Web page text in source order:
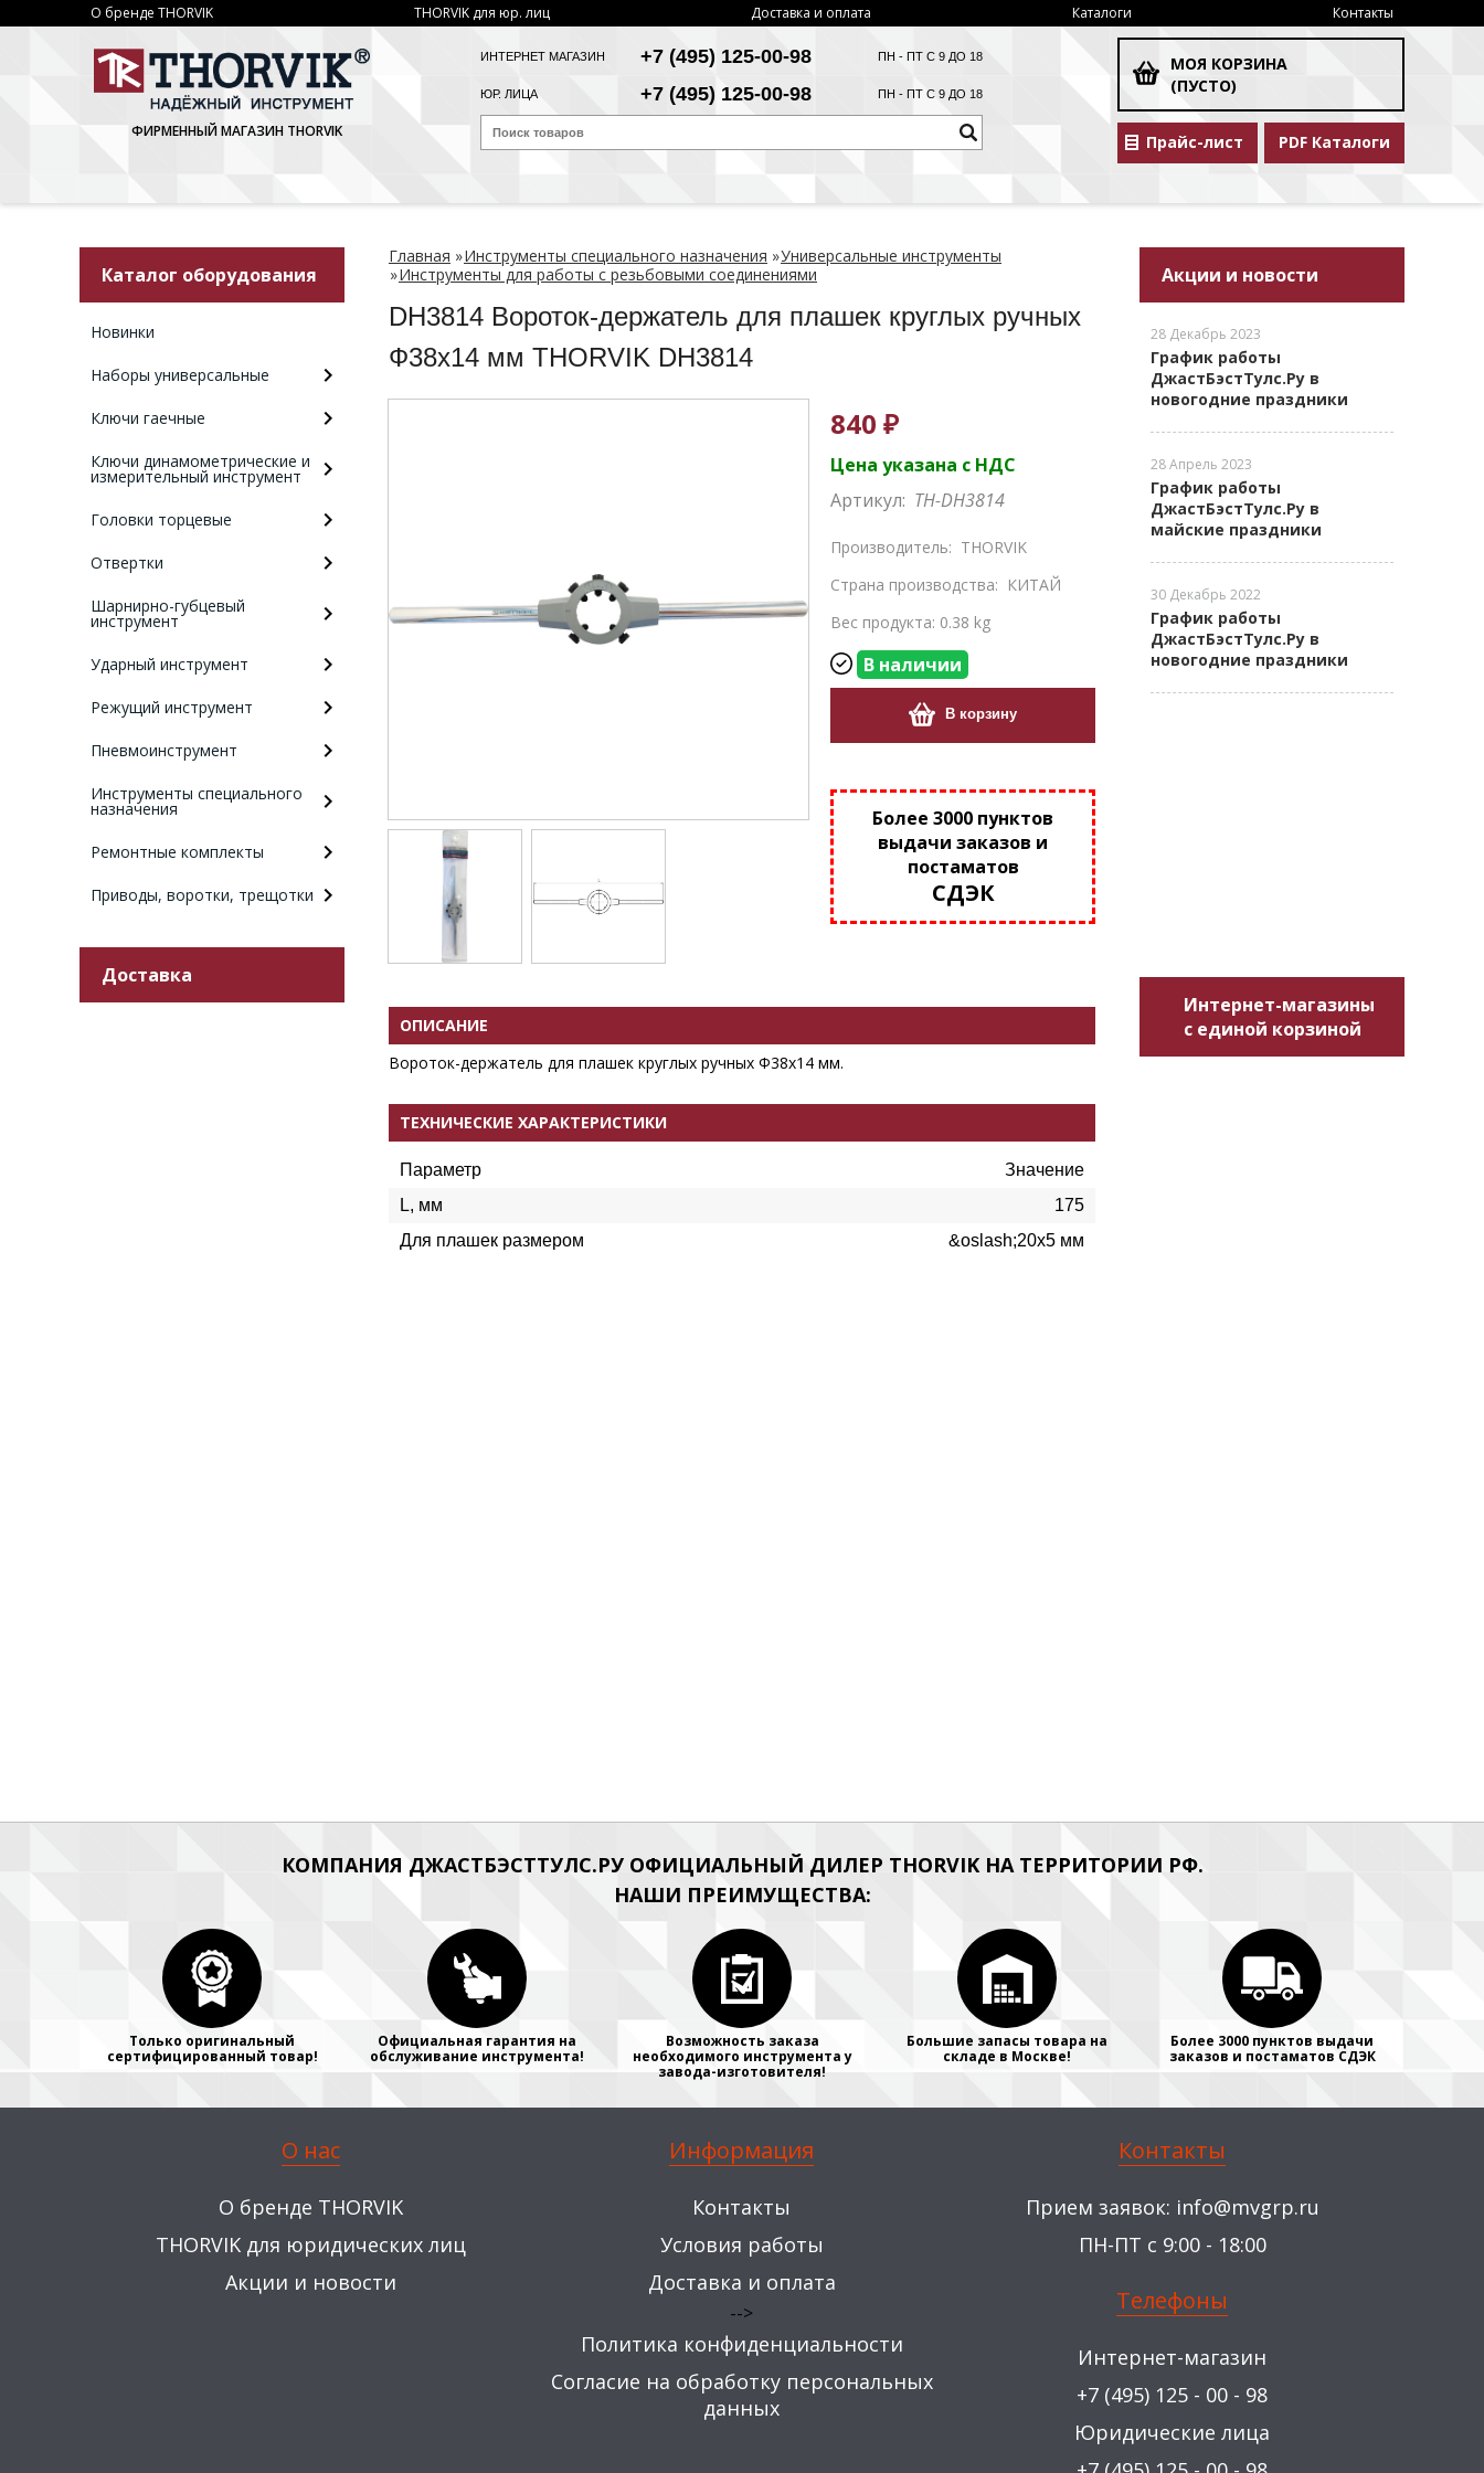
О бренде THORVIK THORVIK для юр. лиц Доставка и оплата Каталоги Контакты
ФИРМЕННЫЙ МАГАЗИН THORVIK
ИНТЕРНЕТ МАГАЗИН +7 (495) 125-00-98 ПН - ПТ С 9 ДО 18
ЮР. ЛИЦА +7 (495) 125-00-98 ПН - ПТ С 9 ДО 18
МОЯ КОРЗИНА
(ПУСТО)
Прайс-лист PDF Каталоги
Каталог оборудования
Новинки
Наборы универсальные
Ключи гаечные
Ключи динамометрические и
измерительный инструмент
Головки торцевые
Отвертки
Шарнирно-губцевый
инструмент
Ударный инструмент
Режущий инструмент
Пневмоинструмент
Инструменты специального
назначения
Ремонтные комплекты
Приводы, воротки, трещотки
Доставка
Главная »Инструменты специального назначения »Универсальные инструменты
»Инструменты для работы с резьбовыми соединениями
DH3814 Вороток-держатель для плашек круглых ручных
Ф38x14 мм THORVIK DH3814
840 ₽
Цена указана с НДС
Артикул: TH-DH3814
Производитель: THORVIK
Страна производства: КИТАЙ
Вес продукта: 0.38 kg
В наличии
В корзину
Более 3000 пунктов
выдачи заказов и
постаматов
СДЭК
ОПИСАНИЕ
Вороток-держатель для плашек круглых ручных Ф38x14 мм.
ТЕХНИЧЕСКИЕ ХАРАКТЕРИСТИКИ
Параметр
Значение
L, мм
175
Для плашек размером
&oslash;20х5 мм
Акции и новости
28 Декабрь 2023
График работы
ДжастБэстТулс.Ру в
новогодние праздники
28 Апрель 2023
График работы
ДжастБэстТулс.Ру в
майские праздники
30 Декабрь 2022
График работы
ДжастБэстТулс.Ру в
новогодние праздники
Интернет-магазины
с единой корзиной
КОМПАНИЯ ДЖАСТБЭСТТУЛС.РУ ОФИЦИАЛЬНЫЙ ДИЛЕР THORVIK НА ТЕРРИТОРИИ РФ.
НАШИ ПРЕИМУЩЕСТВА:
Только оригинальный
сертифицированный товар!
Официальная гарантия на
обслуживание инструмента!
Возможность заказа
необходимого инструмента у
завода-изготовителя!
Большие запасы товара на
складе в Москве!
Более 3000 пунктов выдачи
заказов и постаматов СДЭК
О нас
О бренде THORVIK
THORVIK для юридических лиц
Акции и новости
Информация
Контакты
Условия работы
Доставка и оплата
-->
Политика конфиденциальности
Согласие на обработку персональных
данных
Контакты
Прием заявок: info@mvgrp.ru
ПН-ПТ с 9:00 - 18:00
Телефоны
Интернет-магазин
+7 (495) 125 - 00 - 98
Юридические лица